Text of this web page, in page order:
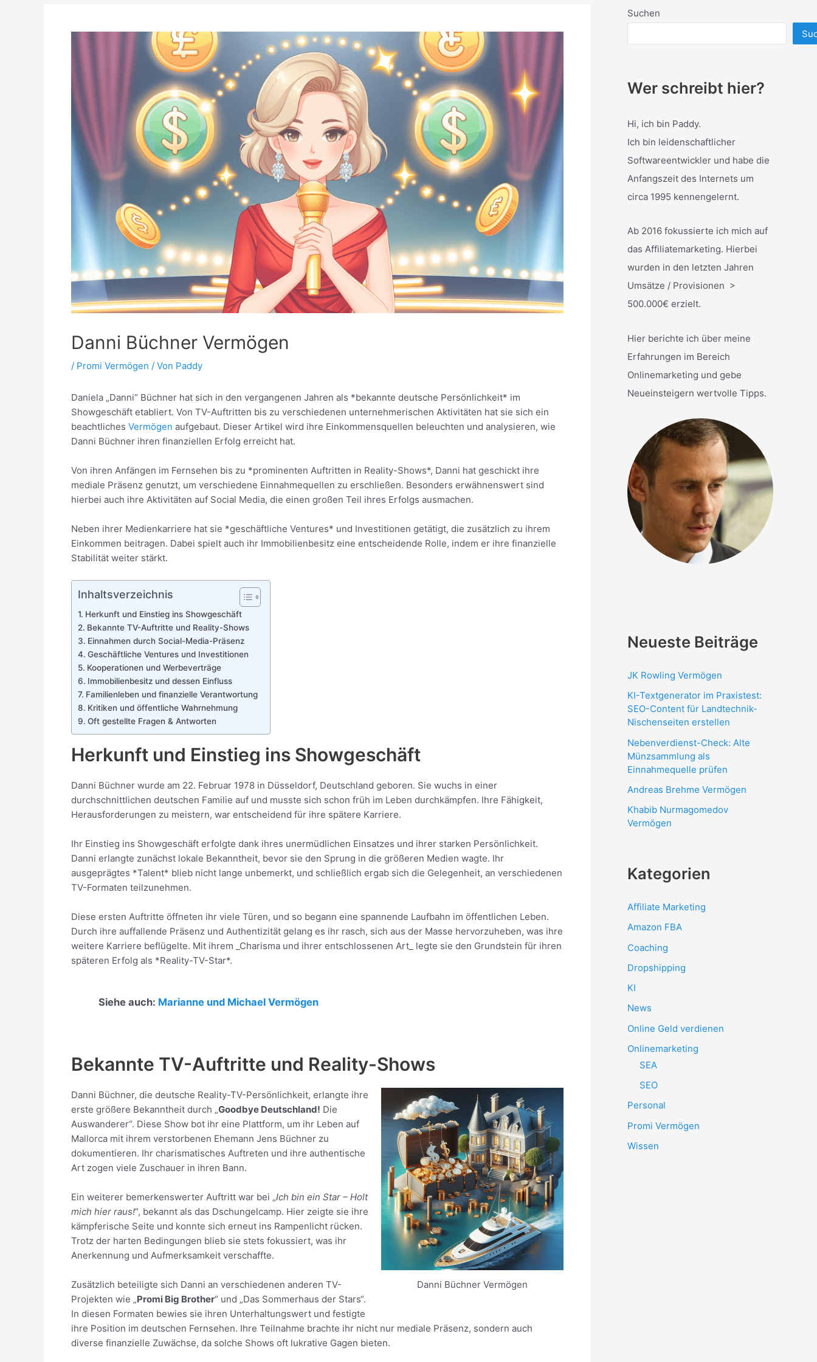
Danni Büchner Vermögen
/ Promi Vermögen / Von Paddy
Daniela „Danni“ Büchner hat sich in den vergangenen Jahren als *bekannte deutsche Persönlichkeit* im
Showgeschäft etabliert. Von TV-Auftritten bis zu verschiedenen unternehmerischen Aktivitäten hat sie sich ein
beachtliches Vermögen aufgebaut. Dieser Artikel wird ihre Einkommensquellen beleuchten und analysieren, wie
Danni Büchner ihren finanziellen Erfolg erreicht hat.
Von ihren Anfängen im Fernsehen bis zu *prominenten Auftritten in Reality-Shows*, Danni hat geschickt ihre
mediale Präsenz genutzt, um verschiedene Einnahmequellen zu erschließen. Besonders erwähnenswert sind
hierbei auch ihre Aktivitäten auf Social Media, die einen großen Teil ihres Erfolgs ausmachen.
Neben ihrer Medienkarriere hat sie *geschäftliche Ventures* und Investitionen getätigt, die zusätzlich zu ihrem
Einkommen beitragen. Dabei spielt auch ihr Immobilienbesitz eine entscheidende Rolle, indem er ihre finanzielle
Stabilität weiter stärkt.
Inhaltsverzeichnis
Herkunft und Einstieg ins Showgeschäft
Bekannte TV-Auftritte und Reality-Shows
Einnahmen durch Social-Media-Präsenz
Geschäftliche Ventures und Investitionen
Kooperationen und Werbeverträge
Immobilienbesitz und dessen Einfluss
Familienleben und finanzielle Verantwortung
Kritiken und öffentliche Wahrnehmung
Oft gestellte Fragen & Antworten
Herkunft und Einstieg ins Showgeschäft
Danni Büchner wurde am 22. Februar 1978 in Düsseldorf, Deutschland geboren. Sie wuchs in einer
durchschnittlichen deutschen Familie auf und musste sich schon früh im Leben durchkämpfen. Ihre Fähigkeit,
Herausforderungen zu meistern, war entscheidend für ihre spätere Karriere.
Ihr Einstieg ins Showgeschäft erfolgte dank ihres unermüdlichen Einsatzes und ihrer starken Persönlichkeit.
Danni erlangte zunächst lokale Bekanntheit, bevor sie den Sprung in die größeren Medien wagte. Ihr
ausgeprägtes *Talent* blieb nicht lange unbemerkt, und schließlich ergab sich die Gelegenheit, an verschiedenen
TV-Formaten teilzunehmen.
Diese ersten Auftritte öffneten ihr viele Türen, und so begann eine spannende Laufbahn im öffentlichen Leben.
Durch ihre auffallende Präsenz und Authentizität gelang es ihr rasch, sich aus der Masse hervorzuheben, was ihre
weitere Karriere beflügelte. Mit ihrem _Charisma und ihrer entschlossenen Art_ legte sie den Grundstein für ihren
späteren Erfolg als *Reality-TV-Star*.
Siehe auch: Marianne und Michael Vermögen
Bekannte TV-Auftritte und Reality-Shows
Danni Büchner Vermögen
Danni Büchner, die deutsche Reality-TV-Persönlichkeit, erlangte ihre
erste größere Bekanntheit durch „Goodbye Deutschland! Die
Auswanderer“. Diese Show bot ihr eine Plattform, um ihr Leben auf
Mallorca mit ihrem verstorbenen Ehemann Jens Büchner zu
dokumentieren. Ihr charismatisches Auftreten und ihre authentische
Art zogen viele Zuschauer in ihren Bann.
Ein weiterer bemerkenswerter Auftritt war bei „Ich bin ein Star – Holt
mich hier raus!“, bekannt als das Dschungelcamp. Hier zeigte sie ihre
kämpferische Seite und konnte sich erneut ins Rampenlicht rücken.
Trotz der harten Bedingungen blieb sie stets fokussiert, was ihr
Anerkennung und Aufmerksamkeit verschaffte.
Zusätzlich beteiligte sich Danni an verschiedenen anderen TV-
Projekten wie „Promi Big Brother“ und „Das Sommerhaus der Stars“.
In diesen Formaten bewies sie ihren Unterhaltungswert und festigte
ihre Position im deutschen Fernsehen. Ihre Teilnahme brachte ihr nicht nur mediale Präsenz, sondern auch
diverse finanzielle Zuwächse, da solche Shows oft lukrative Gagen bieten.
Suchen
Wer schreibt hier?
Hi, ich bin Paddy.
Ich bin leidenschaftlicher
Softwareentwickler und habe die
Anfangszeit des Internets um
circa 1995 kennengelernt.
Ab 2016 fokussierte ich mich auf
das Affiliatemarketing. Hierbei
wurden in den letzten Jahren
Umsätze / Provisionen >
500.000€ erzielt.
Hier berichte ich über meine
Erfahrungen im Bereich
Onlinemarketing und gebe
Neueinsteigern wertvolle Tipps.
Neueste Beiträge
JK Rowling Vermögen
KI-Textgenerator im Praxistest:
SEO-Content für Landtechnik-
Nischenseiten erstellen
Nebenverdienst-Check: Alte
Münzsammlung als
Einnahmequelle prüfen
Andreas Brehme Vermögen
Khabib Nurmagomedov
Vermögen
Kategorien
Affiliate Marketing
Amazon FBA
Coaching
Dropshipping
KI
News
Online Geld verdienen
Onlinemarketing
SEA
SEO
Personal
Promi Vermögen
Wissen